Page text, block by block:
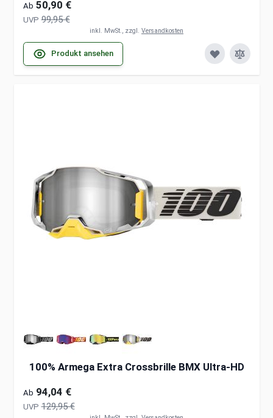
Ab 50,90 €
UVP 99,95 €
inkl. MwSt., zzgl. Versandkosten
Produkt ansehen
100% Armega Extra Crossbrille BMX Ultra-HD
Ab 94,04 €
UVP 129,95 €